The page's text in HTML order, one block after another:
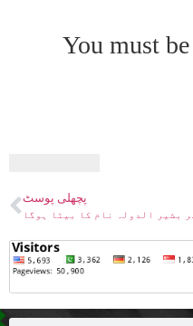
You must be
پچھلی پوسٹ